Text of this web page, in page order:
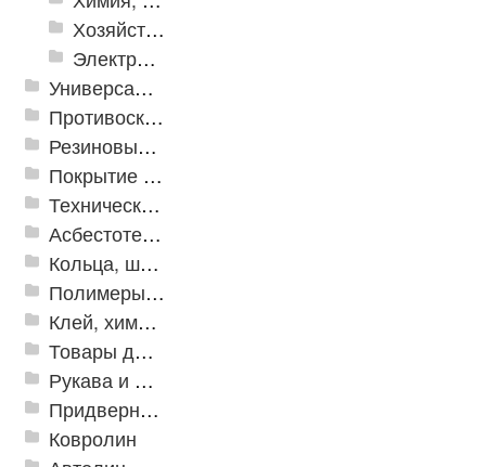
Хозяйственные принадлежности
Электрика и свет
Универсальные модульные покрытия
Противоскользящая защита для лестниц, профили, ленты
Резиновые и ПВХ дорожки
Покрытие из резиновой крошки
Техническая резина
Асбестотехнические и теплоизоляционные материалы
Кольца, шайбы, манжеты
Полимеры и пластики
Клей, химия, сопутствующие товары
Товары для дома
Рукава и шланги промышленные
Придверные решетки
Ковролин